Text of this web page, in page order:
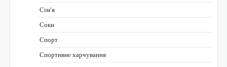
Сім’я
Соки
Спорт
Спортивне харчування